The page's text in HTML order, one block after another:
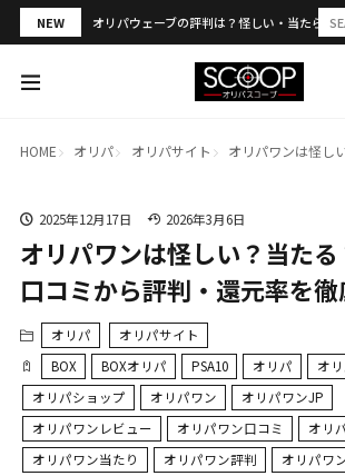
NEW オリパウェーブの評判は？怪しい・当たらな
HOME オリパ オリパサイト オリパワンは怪し
2025年12月17日 2026年3月6日
オリパワンは怪しい？当た
口コミから評判・還元率を
オリパ
オリパサイト
BOX
BOXオリパ PSA10 オリパ
オ
オリパショップ
オリパワン
オリパワンJP
オリパワンレビュー
オリパワン口コミ
オリ
オリパワン当たり
オリパワン評判
オリパワ